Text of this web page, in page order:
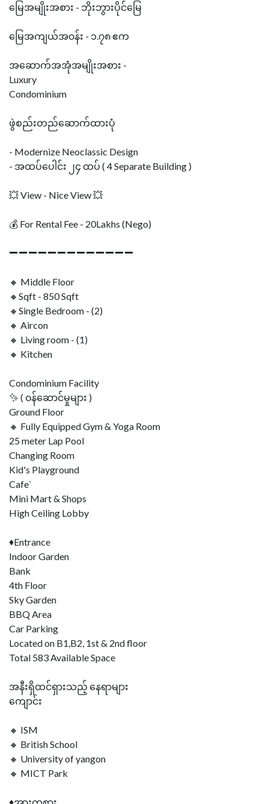
မြေအမျိုးအစား - ဘိုးဘွားပိုင်မြေ
မြေအကျယ်အ၀န်း - ၁.၇၈ ဧက
အဆောက်အအုံအမျိုးအစား -
Luxury
Condominium
ဖွဲစည်းတည်ဆောက်ထားပုံ
- Modernize Neoclassic Design
- အထပ်ပေါင်း ၂၄ ထပ် ( 4 Separate Building )
💥 View - Nice View 💥
💰 For Rental Fee - 20Lakhs (Nego)
➖➖➖➖➖➖➖➖➖➖➖➖➖
🔸 Middle Floor
🔸Sqft - 850 Sqft
🔸Single Bedroom - (2)
🔸 Aircon
🔸 Living room - (1)
🔸 Kitchen
Condominium Facility
✨ ( ၀န်ဆောင်မှုများ )
Ground Floor
🔸 Fully Equipped Gym & Yoga Room
25 meter Lap Pool
Changing Room
Kid's Playground
Cafe`
Mini Mart & Shops
High Ceiling Lobby
♦Entrance
Indoor Garden
Bank
4th Floor
Sky Garden
BBQ Area
Car Parking
Located on B1,B2, 1st & 2nd floor
Total 583 Available Space
အနီးရှိထင်ရှားသည့် နေရာများ
ကျောင်း
🔸 ISM
🔸 British School
🔸 University of yangon
🔸 MICT Park
♦အားကစား